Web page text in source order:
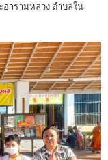
ารามหลวง ตำบลใน